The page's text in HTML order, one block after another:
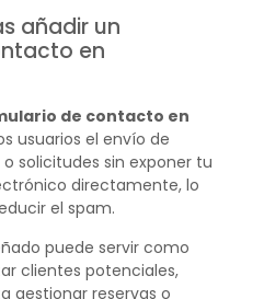
añadir un
en
de contacto en
usuarios el envío de
solicitudes sin exponer tu
directamente, lo
el spam.
puede servir como
clientes potenciales,
gestionar reservas o